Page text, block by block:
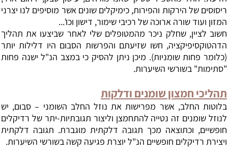
ריסוסים של הירקות והפירות, כימיקלים שונים אשר מוסיפים לנו יצרני
המזון ועוד שורה ארוכה של רכיבי שימור, דישון וכו'...
חשוב לציין, שחלק ניכר מהמטופלים שלי לאחר שביצעו את תהליך
הדהטוקסיפיקציה, חשו שזיעתם והפרשות הסבום היו דלילות יותר
(כלומר פחות שומניות). מיכן ניתן להסיק כי במצב הנ"ל ישנה פחות
"סתימות" בשורשי השיערות.
תהליכי חמצון שומנים ודלקות
בלוטות החלב, אשר מפרישות את נוזל החלב השומני – סבום, יש
לנוזל שומנים זה נטייה להתחמצן וליצור תגובתיות-יתר של רדיקלים
חופשיים, וכתוצאה מכך תגובה דלקתית מוגברת. תגובה דלקתית
ויצירת רדיקלים חופשיים הנ"ל יוצרת פגיעה קשה בשורשי השיערות.